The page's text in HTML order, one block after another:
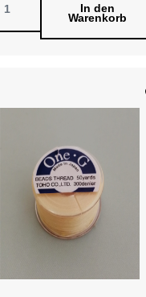
In den
Warenkorb